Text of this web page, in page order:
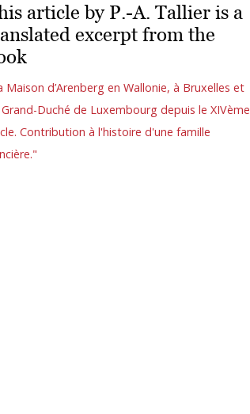
article by P.-A. Tallier is a
excerpt from the
Maison d’Arenberg en Wallonie, à Bruxelles et
Duché de Luxembourg depuis le XIVème
Contribution à l'histoire d'une famille